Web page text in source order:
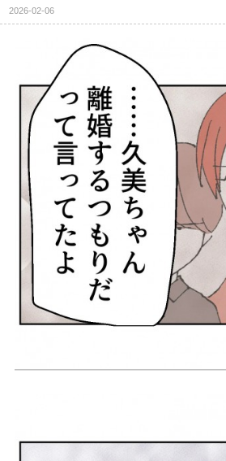
2026-02-06